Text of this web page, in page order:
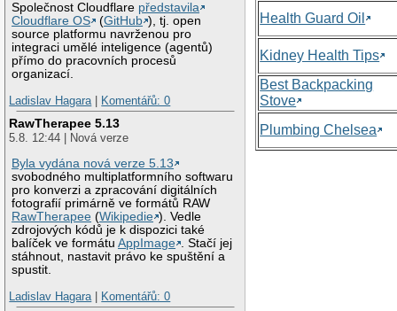
Společnost Cloudflare představila
Cloudflare OS
(GitHub ), tj. open
source platformu navrženou pro
integraci umělé inteligence (agentů)
přímo do pracovních procesů
organizací.
Ladislav Hagara
Komentářů: 0
RawTherapee 5.13
5.8. 12:44 | Nová verze
Byla vydána nová verze 5.13
svobodného multiplatformního softwaru
pro konverzi a zpracování digitálních
fotografií primárně ve formátů RAW
RawTherapee (Wikipedie ). Vedle
zdrojových kódů je k dispozici také
balíček ve formátuAppImage . Stačí jej
stáhnout, nastavit právo ke spuštění a
spustit.
Ladislav Hagara
Komentářů: 0
Health Guard Oil
Kidney Health Tips
Best Backpacking
Stove
Plumbing Chelsea